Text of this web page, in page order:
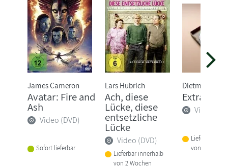
James Cameron
Avatar: Fire and
Ash
Video (DVD)
Sofort lieferbar
Lars Hubrich
Ach, diese
Lücke, diese
entsetzliche
Lücke
Video (DVD)
Lieferbar innerhalb
von 2 Wochen
Dietmar
Video
Lieferbar
von 3